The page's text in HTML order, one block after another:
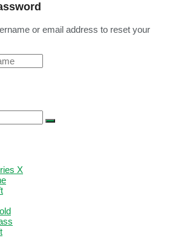
or email address to reset your
X